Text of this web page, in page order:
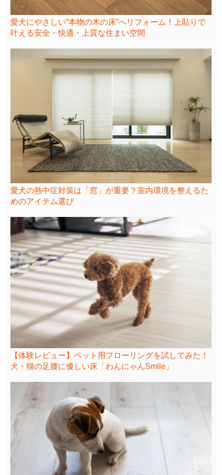
愛犬にやさしい“本物の木の床”へリフォーム！上貼りで
叶える安全・快適・上質な住まい空間
愛犬の熱中症対策は「窓」が重要？室内環境を整えるた
めのアイテム選び
【体験レビュー】ペット用フローリングを試してみた！
犬・猫の足腰に優しい床「わんにゃんSmile」